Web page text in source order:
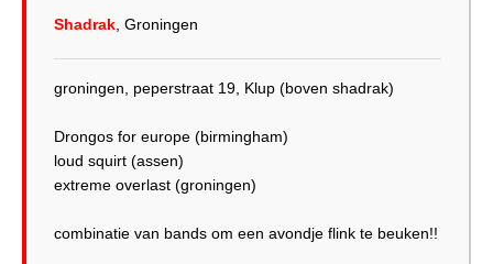
Shadrak , Groningen
groningen, peperstraat 19, Klup (boven shadrak)
Drongos for europe (birmingham)
loud squirt (assen)
extreme overlast (groningen)
combinatie van bands om een avondje flink te beuken!!